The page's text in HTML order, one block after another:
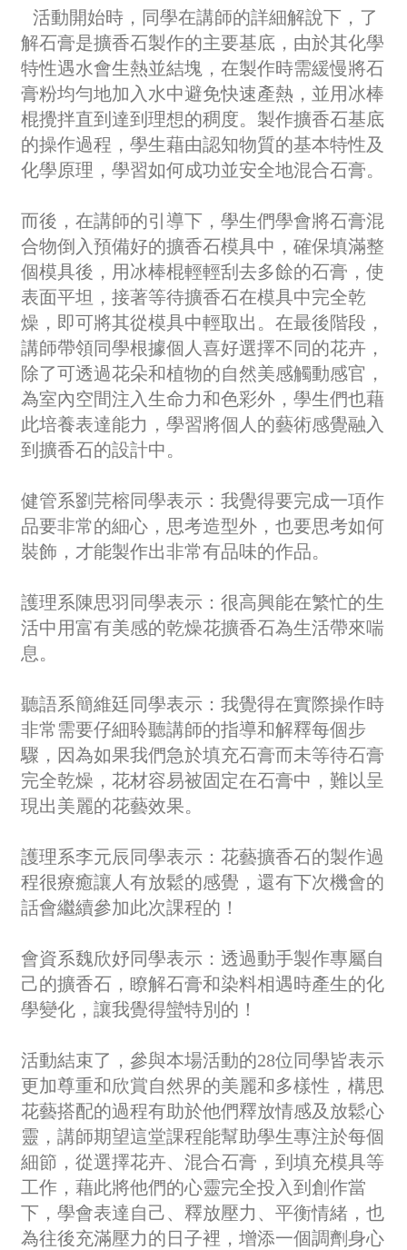
活動開始時，同學在講師的詳細解說下，了
解石膏是擴香石製作的主要基底，由於其化學
特性遇水會生熱並結塊，在製作時需緩慢將石
膏粉均勻地加入水中避免快速產熱，並用冰棒
棍攪拌直到達到理想的稠度。製作擴香石基底
的操作過程，學生藉由認知物質的基本特性及
化學原理，學習如何成功並安全地混合石膏。
而後，在講師的引導下，學生們學會將石膏混
合物倒入預備好的擴香石模具中，確保填滿整
個模具後，用冰棒棍輕輕刮去多餘的石膏，使
表面平坦，接著等待擴香石在模具中完全乾
燥，即可將其從模具中輕取出。在最後階段，
講師帶領同學根據個人喜好選擇不同的花卉，
除了可透過花朵和植物的自然美感觸動感官，
為室內空間注入生命力和色彩外，學生們也藉
此培養表達能力，學習將個人的藝術感覺融入
到擴香石的設計中。
健管系劉芫榕同學表示：我覺得要完成一項作
品要非常的細心，思考造型外，也要思考如何
裝飾，才能製作出非常有品味的作品。
護理系陳思羽同學表示：很高興能在繁忙的生
活中用富有美感的乾燥花擴香石為生活帶來喘
息。
聽語系簡維廷同學表示：我覺得在實際操作時
非常需要仔細聆聽講師的指導和解釋每個步
驟，因為如果我們急於填充石膏而未等待石膏
完全乾燥，花材容易被固定在石膏中，難以呈
現出美麗的花藝效果。
護理系李元辰同學表示：花藝擴香石的製作過
程很療癒讓人有放鬆的感覺，還有下次機會的
話會繼續參加此次課程的！
會資系魏欣妤同學表示：透過動手製作專屬自
己的擴香石，瞭解石膏和染料相遇時產生的化
學變化，讓我覺得蠻特別的！
活動結束了，參與本場活動的28位同學皆表示
更加尊重和欣賞自然界的美麗和多樣性，構思
花藝搭配的過程有助於他們釋放情感及放鬆心
靈，講師期望這堂課程能幫助學生專注於每個
細節，從選擇花卉、混合石膏，到填充模具等
工作，藉此將他們的心靈完全投入到創作當
下，學會表達自己、釋放壓力、平衡情緒，也
為往後充滿壓力的日子裡，增添一個調劑身心